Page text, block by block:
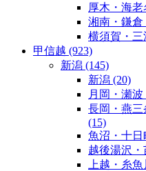
厚木・海
湘南・鎌
横須賀・三
甲信越 (923)
新潟 (145)
新潟 (20)
月岡・瀬
長岡・燕
(15)
魚沼・十
越後湯沢・
上越・糸